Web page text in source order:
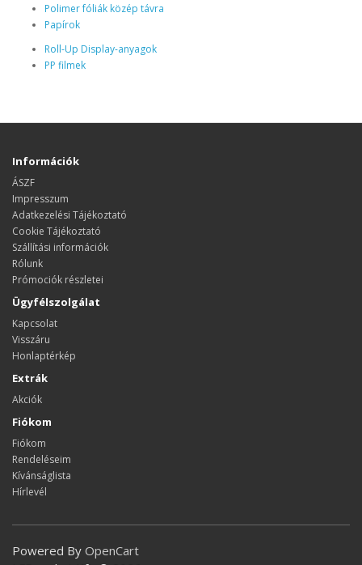
Polimer fóliák közép távra
Papírok
Roll-Up Display-anyagok
PP filmek
Információk
ÁSZF
Impresszum
Adatkezelési Tájékoztató
Cookie Tájékoztató
Szállítási információk
Rólunk
Prómociók részletei
Ügyfélszolgálat
Kapcsolat
Visszáru
Honlaptérkép
Extrák
Akciók
Fiókom
Fiókom
Rendeléseim
Kívánságlista
Hírlevél
Powered By OpenCart